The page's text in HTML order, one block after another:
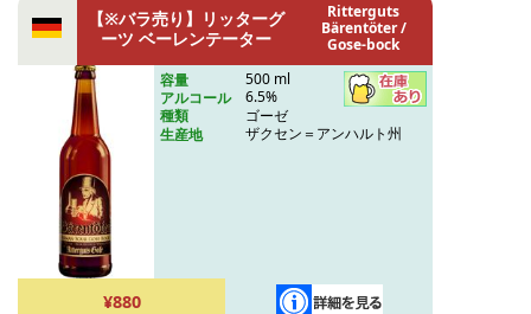
【※バラ売り】リッターグ
ーツ ベーレンテーター
Ritterguts
Bärentöter /
Gose-bock
容量
500 ml
アルコール
6.5%
種類
ゴーゼ
生産地
ザクセン＝アンハルト州
¥880